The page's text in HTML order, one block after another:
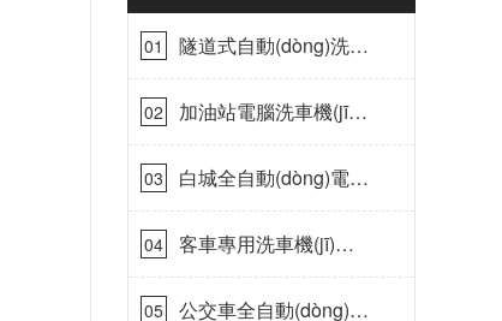
01
隧道式自動(dòng)洗車
機(jī)在哪里購買[隆茂
鑫晟]
02
加油站電腦洗車機(jī)
價(jià)格怎么樣[隆茂鑫
晟]
03
白城全自動(dòng)電腦
洗車機(jī)-ADV防凍冬
季正常使用[隆茂鑫晟]
04
客車專用洗車機(jī)哪
家的好[隆茂鑫晟]
05
公交車全自動(dòng)大